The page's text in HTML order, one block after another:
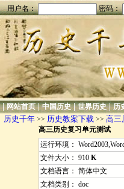
用户名： 密码：
|网站首页|中国历史|世界历史|历
历史千年>> 历史教案下载>> 高三
高三历史复习单元测试
运行环境：
文件大小： 910 K
文档语言： 简体中文
文档类别： doc